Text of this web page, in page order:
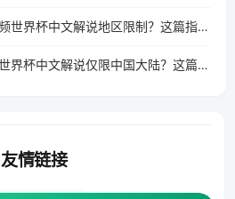
在澳大利亚看咪咕视频世界杯中文解说地区限制？这篇指南帮你搞定海外观赛难题
在加拿大看咪咕视频世界杯中文解说仅限中国大陆？这篇指南帮你轻松解锁中文解说和赛事直播
友情链接